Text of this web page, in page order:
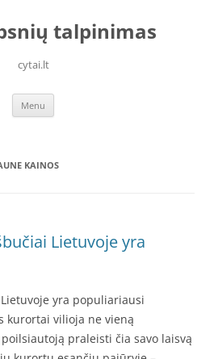
talpinimas
cytai.lt
Menu
KAINOS
Lietuvoje yra
yra populiariausi
kurortai vilioja ne vieną
praleisti čia savo laisvą